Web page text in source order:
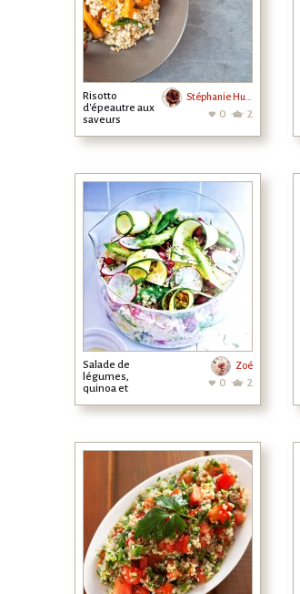
Risotto
d'épeautre aux
saveurs
Stéphanie Hurrier
0 2
Salade de
légumes,
quinoa et
Zoé
0 2